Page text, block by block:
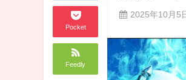
Pocket
Feedly
2025年10月5